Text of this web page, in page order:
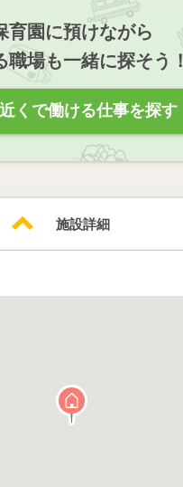
育園に預けながら
職場も一緒に探そう！
近くで働ける仕事を探す
施設詳細